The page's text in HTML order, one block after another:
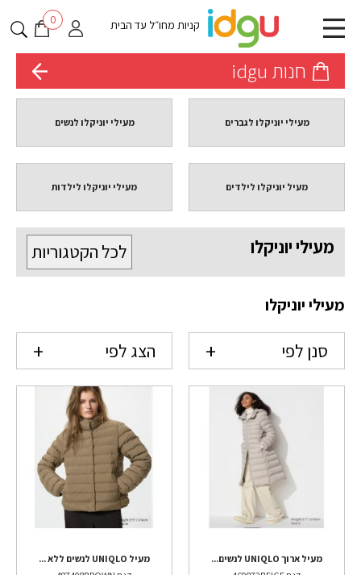
קניות מחו״ל עד הבית 0
חנות idgu
מעילי יוניקלו לגברים מעילי יוניקלו לנשים
מעיל יוניקלו לילדים מעילי יוניקלו לילדות
לכל הקטגוריות מעילי יוניקלו
מעילי יוניקלו
סנן לפי הצג לפי
מעיל ארוך UNIQLO לנשים...
מעיל UNIQLO לנשים ללא ...